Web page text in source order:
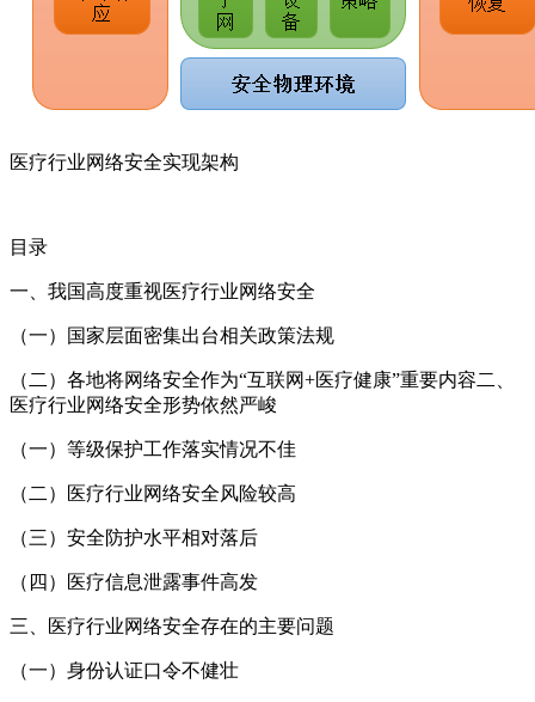
医疗行业网络安全实现架构
目录
一、我国高度重视医疗行业网络安全
（一）国家层面密集出台相关政策法规
（二）各地将网络安全作为“互联网+医疗健康”重要内容二、
医疗行业网络安全形势依然严峻
（一）等级保护工作落实情况不佳
（二）医疗行业网络安全风险较高
（三）安全防护水平相对落后
（四）医疗信息泄露事件高发
三、医疗行业网络安全存在的主要问题
（一）身份认证口令不健壮